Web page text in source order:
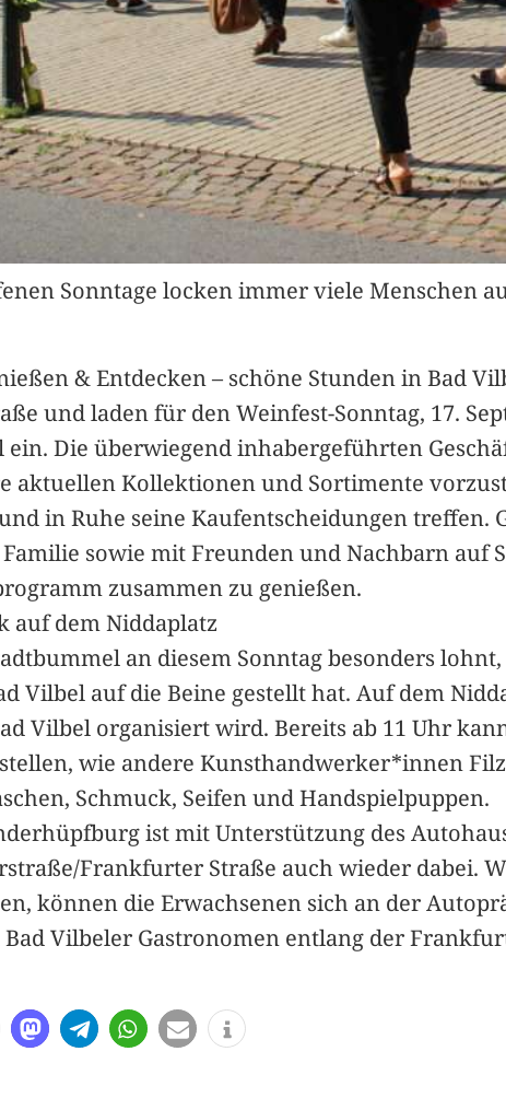
Sonntage locken immer viele Menschen
& Entdecken – schöne Stunden in Bad
und laden für den Weinfest-Sonntag, 17.
ein. Die überwiegend inhabergeführten
aktuellen Kollektionen und Sortimente
in Ruhe seine Kaufentscheidungen
sowie mit Freunden und Nachbarn auf
zusammen zu genießen.
auf dem Niddaplatz
an diesem Sonntag besonders
Vilbel auf die Beine gestellt hat. Auf dem
Vilbel organisiert wird. Bereits ab 11 Uhr
wie andere Kunsthandwerker*innen
Schmuck, Seifen und Handspielpuppen.
ist mit Unterstützung des
Frankfurter Straße auch wieder dabei.
können die Erwachsenen sich an der
Vilbeler Gastronomen entlang der